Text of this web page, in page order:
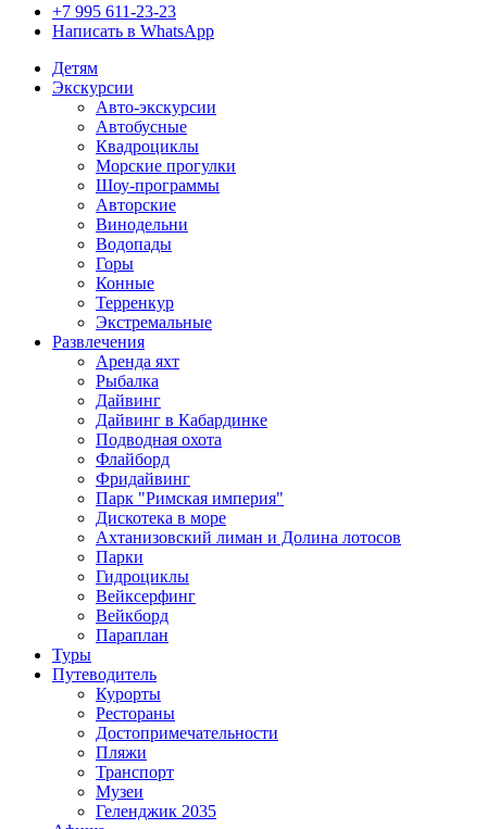
+7 995 611-23-23
Написать в WhatsApp
Детям
Экскурсии
Авто-экскурсии
Автобусные
Квадроциклы
Морские прогулки
Шоу-программы
Авторские
Винодельни
Водопады
Горы
Конные
Терренкур
Экстремальные
Развлечения
Аренда яхт
Рыбалка
Дайвинг
Дайвинг в Кабардинке
Подводная охота
Флайборд
Фридайвинг
Парк "Римская империя"
Дискотека в море
Ахтанизовский лиман и Долина лотосов
Парки
Гидроциклы
Вейксерфинг
Вейкборд
Параплан
Туры
Путеводитель
Курорты
Рестораны
Достопримечательности
Пляжи
Транспорт
Музеи
Геленджик 2035